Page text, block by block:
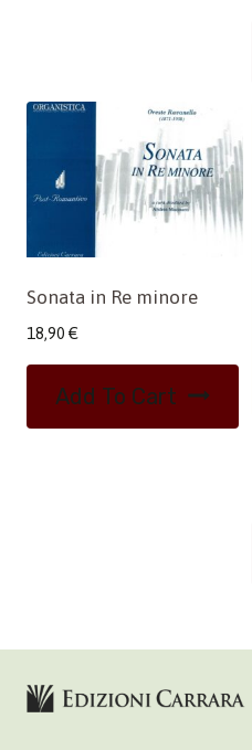
Sonata in Re minore
18,90 €
Add To Cart